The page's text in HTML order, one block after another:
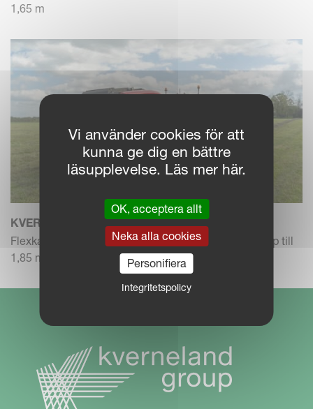
1,65 m
KVERNELAND DENSUS 7090
Flexkammarpressar med baldiameter från 0,90 m upp till
1,85 m
Vi använder cookies för att
kunna ge dig en bättre
läsupplevelse. Läs mer här.
OK, acceptera allt
Neka alla cookies
Personifiera
Integritetspolicy